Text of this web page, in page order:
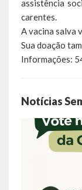
Fazenda
Obras e Viação
Serviços
Serviços Urbanos
Legislação
ATOS
assistência
carentes.
A vacina salva
Sua doação
Informações:
Notícias